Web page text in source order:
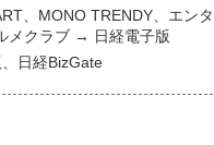
、MONO TRENDY、エン
メクラブ
日経電子版
日経BizGate